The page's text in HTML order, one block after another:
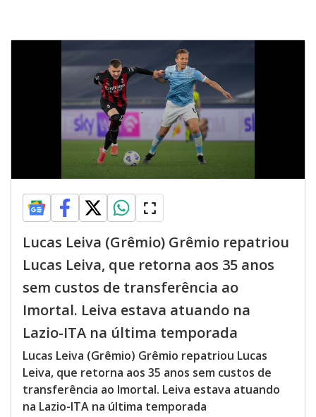
Lucas Leiva (Grêmio) Grêmio repatriou
Lucas Leiva, que retorna aos 35 anos
sem custos de transferência ao
Imortal. Leiva estava atuando na
Lazio-ITA na última temporada
Lucas Leiva (Grêmio) Grêmio repatriou Lucas
Leiva, que retorna aos 35 anos sem custos de
transferência ao Imortal. Leiva estava atuando
na Lazio-ITA na última temporada